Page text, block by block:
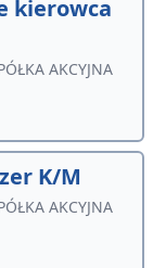
kierowca
AKCYJNA
K/M
AKCYJNA